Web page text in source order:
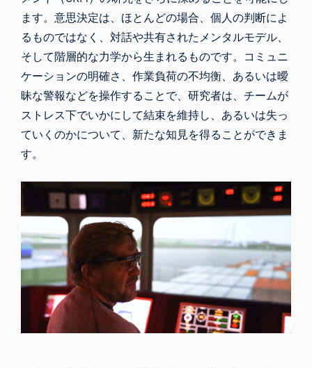
ます。意思決定は、ほとんどの場合、個人の判断によ
るものではなく、対話や共有されたメンタルモデル、
そして階層的な力学から生まれるものです。コミュニ
ケーションの明確さ、作業負荷の不均衡、あるいは曖
昧な警報などを操作することで、研究者は、チームが
ストレス下でいかにして結束を維持し、あるいは失っ
ていくのかについて、新たな知見を得ることができま
す。